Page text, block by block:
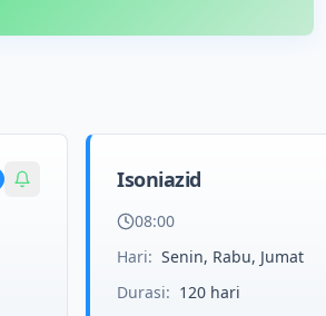
Isoniazid
08:00
Hari: Senin, Rabu, Jumat
Durasi: 120 hari